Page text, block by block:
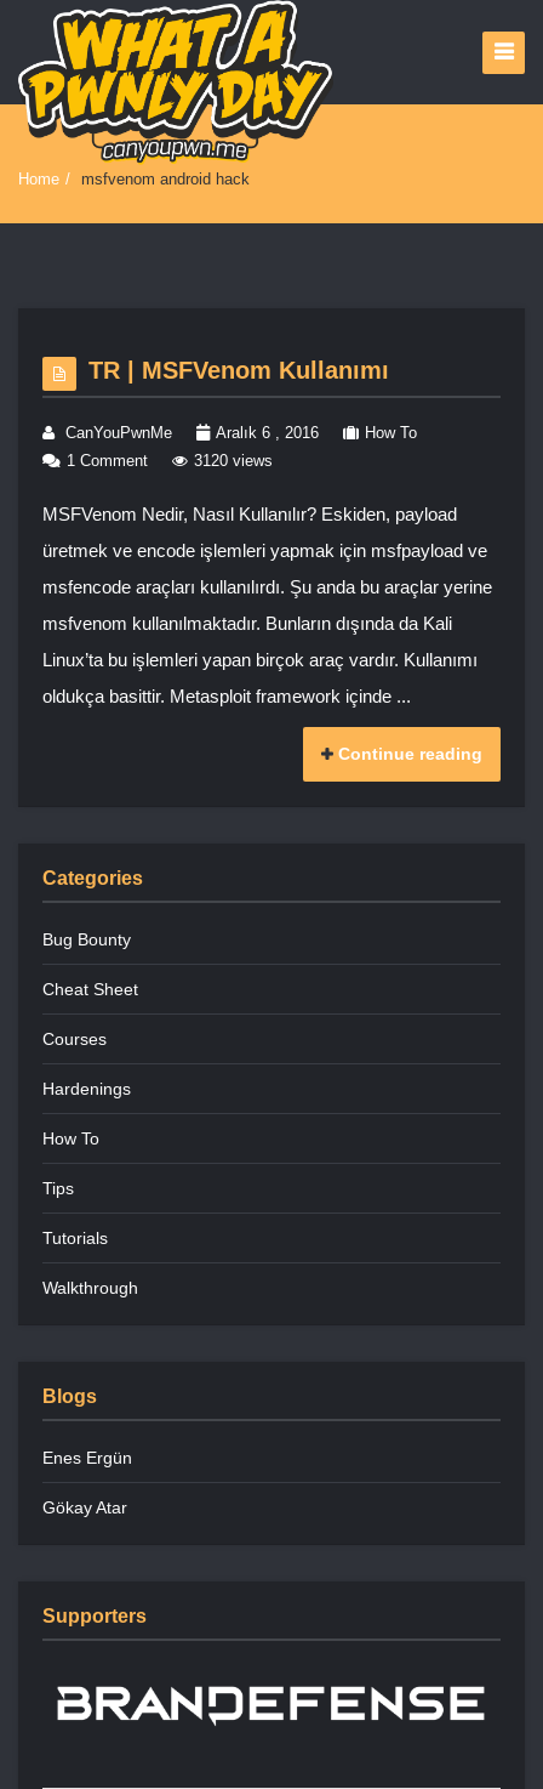
Home / msfvenom android hack
TR | MSFVenom Kullanımı
CanYouPwnMe Aralık 6 , 2016
How To
1 Comment
3120 views
MSFVenom Nedir, Nasıl Kullanılır? Eskiden, payload
üretmek ve encode işlemleri yapmak için msfpayload ve
msfencode araçları kullanılırdı. Şu anda bu araçlar yerine
msfvenom kullanılmaktadır. Bunların dışında da Kali
Linux’ta bu işlemleri yapan birçok araç vardır. Kullanımı
oldukça basittir. Metasploit framework içinde ...
Continue reading
Categories
Bug Bounty
Cheat Sheet
Courses
Hardenings
How To
Tips
Tutorials
Walkthrough
Blogs
Enes Ergün
Gökay Atar
Supporters